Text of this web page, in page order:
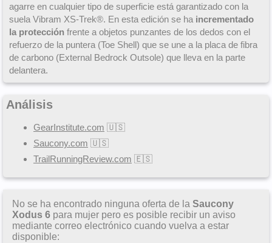
agarre en cualquier tipo de superficie está garantizado con la
suela Vibram XS-Trek®. En esta edición se ha incrementado
la protección frente a objetos punzantes de los dedos con el
refuerzo de la puntera (Toe Shell) que se une a la placa de fibra
de carbono (External Bedrock Outsole) que lleva en la parte
delantera.
Análisis
GearInstitute.com 🇺🇸
Saucony.com 🇺🇸
TrailRunningReview.com 🇪🇸
No se ha encontrado ninguna oferta de la Saucony
Xodus 6 para mujer pero es posible recibir un aviso
mediante correo electrónico cuando vuelva a estar
disponible: